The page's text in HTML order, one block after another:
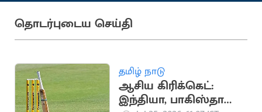
தொடர்புடைய செய்தி
தமிழ் நாடு
ஆசிய கிரிக்கெட்:
இந்தியா, பாகிஸ்தான்